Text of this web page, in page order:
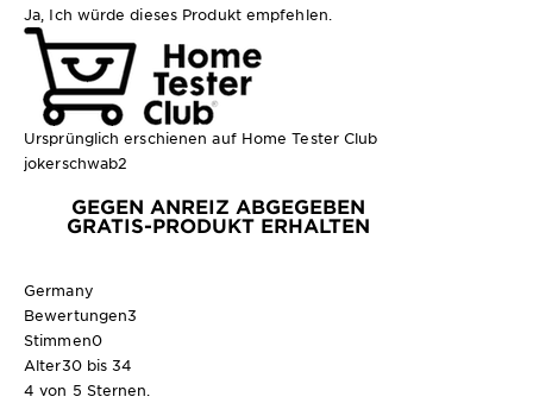
Ja, Ich würde dieses Produkt empfehlen.
Ursprünglich erschienen auf Home Tester Club
jokerschwab2
GEGEN ANREIZ ABGEGEBEN
GRATIS-PRODUKT ERHALTEN
Germany
Bewertungen3
Stimmen0
Alter30 bis 34
4 von 5 Sternen.